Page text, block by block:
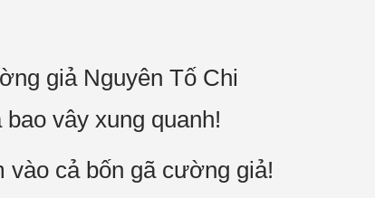
giả Nguyên Tố Chi
vây xung quanh!
vào cả bốn gã cường giả!